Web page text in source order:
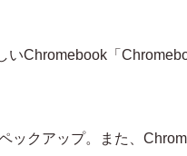
Chromebook「
ックアップ。また、